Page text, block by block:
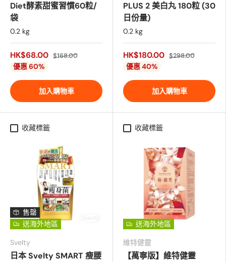
Diet酵素甜蜜習慣60粒/
袋
0.2 kg
HK$68.00 $168.00
優惠 60%
加入購物車
PLUS 2 美白丸 180粒 (30
日份量)
0.2 kg
HK$180.00 $298.00
優惠 40%
加入購物車
收藏標籤
售罄
送海外地區
Svelty
日本 Svelty SMART 瘦腰
收藏標籤
送海外地區
維特健靈
【萬寧版】維特健靈